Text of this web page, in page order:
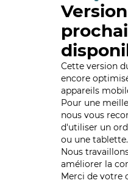
Cette version
encore
appareils
Pour une
nous vous
d'utiliser un
ou une tablette.
Nous
améliorer la
Merci de votre